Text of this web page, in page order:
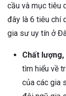
cầu và mục tiêu
đây là 6 tiêu chí
gia sư uy tín ở
Chất
tìm hiểu về
của các gia